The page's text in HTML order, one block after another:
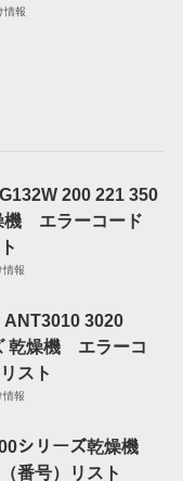
情報
200 221 350
機 エラーコード
情報
ANT3010 3020
乾燥機 エラーコ
スト
情報
シリーズ乾燥機
番号）リスト